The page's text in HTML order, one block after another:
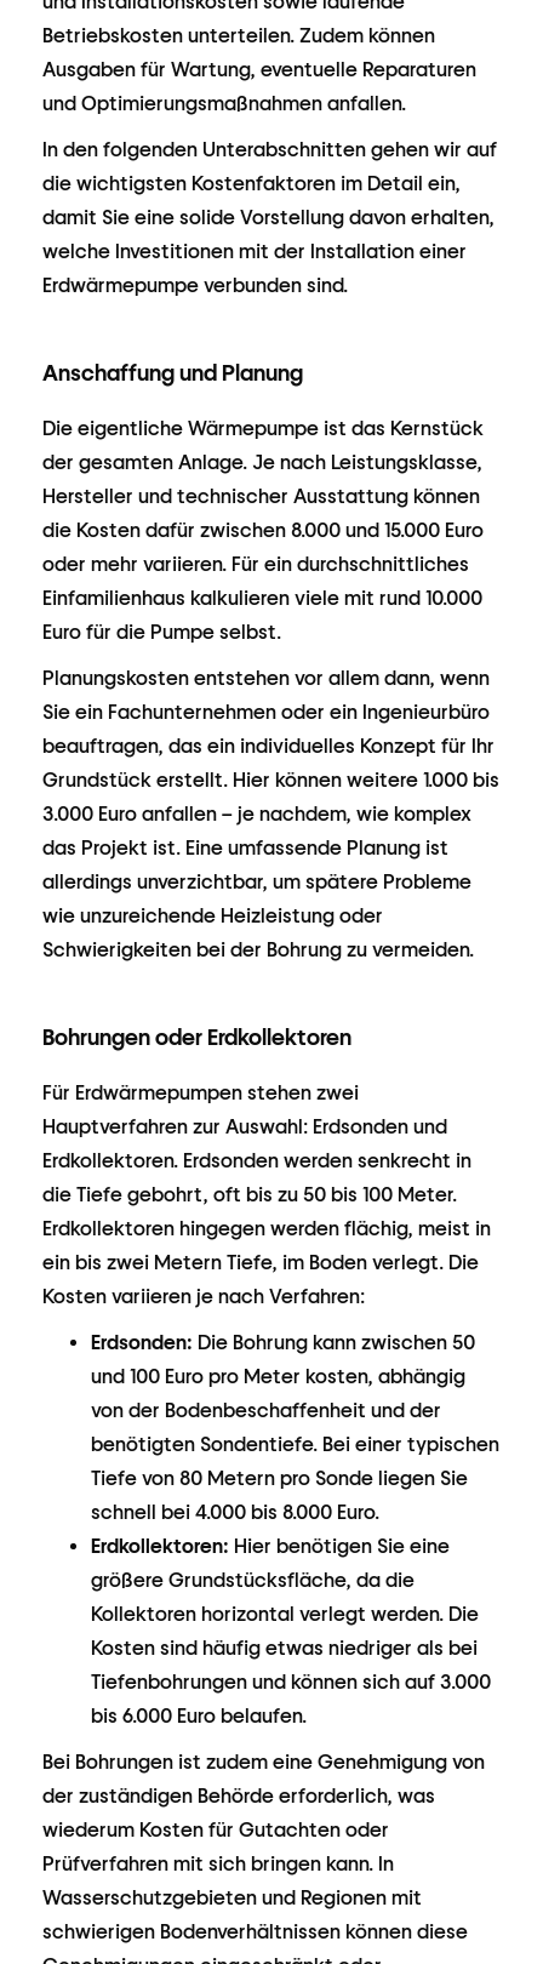
Betriebskosten unterteilen. Zudem können
Ausgaben für Wartung, eventuelle Reparaturen
und Optimierungsmaßnahmen anfallen.
In den folgenden Unterabschnitten gehen wir auf
die wichtigsten Kostenfaktoren im Detail ein,
damit Sie eine solide Vorstellung davon erhalten,
welche Investitionen mit der Installation einer
Erdwärmepumpe verbunden sind.
Anschaffung und Planung
Die eigentliche Wärmepumpe ist das Kernstück
der gesamten Anlage. Je nach Leistungsklasse,
Hersteller und technischer Ausstattung können
die Kosten dafür zwischen 8.000 und 15.000 Euro
oder mehr variieren. Für ein durchschnittliches
Einfamilienhaus kalkulieren viele mit rund 10.000
Euro für die Pumpe selbst.
Planungskosten entstehen vor allem dann, wenn
Sie ein Fachunternehmen oder ein Ingenieurbüro
beauftragen, das ein individuelles Konzept für Ihr
Grundstück erstellt. Hier können weitere 1.000 bis
3.000 Euro anfallen – je nachdem, wie komplex
das Projekt ist. Eine umfassende Planung ist
allerdings unverzichtbar, um spätere Probleme
wie unzureichende Heizleistung oder
Schwierigkeiten bei der Bohrung zu vermeiden.
Bohrungen oder Erdkollektoren
Für Erdwärmepumpen stehen zwei
Hauptverfahren zur Auswahl: Erdsonden und
Erdkollektoren. Erdsonden werden senkrecht in
die Tiefe gebohrt, oft bis zu 50 bis 100 Meter.
Erdkollektoren hingegen werden flächig, meist in
ein bis zwei Metern Tiefe, im Boden verlegt. Die
Kosten variieren je nach Verfahren:
Erdsonden: Die Bohrung kann zwischen 50
und 100 Euro pro Meter kosten, abhängig
von der Bodenbeschaffenheit und der
benötigten Sondentiefe. Bei einer typischen
Tiefe von 80 Metern pro Sonde liegen Sie
schnell bei 4.000 bis 8.000 Euro.
Erdkollektoren: Hier benötigen Sie eine
größere Grundstücksfläche, da die
Kollektoren horizontal verlegt werden. Die
Kosten sind häufig etwas niedriger als bei
Tiefenbohrungen und können sich auf 3.000
bis 6.000 Euro belaufen.
Bei Bohrungen ist zudem eine Genehmigung von
der zuständigen Behörde erforderlich, was
wiederum Kosten für Gutachten oder
Prüfverfahren mit sich bringen kann. In
Wasserschutzgebieten und Regionen mit
schwierigen Bodenverhältnissen können diese